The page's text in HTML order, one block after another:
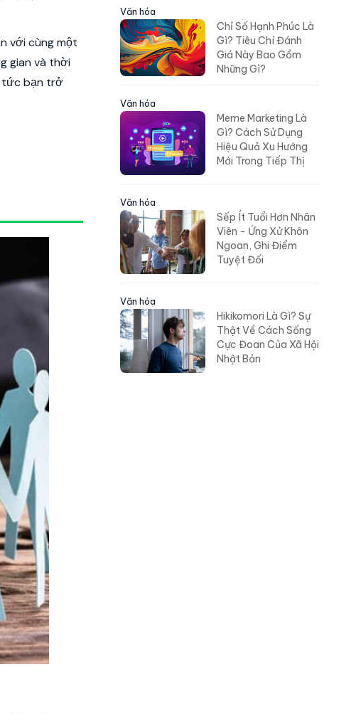
với cùng một
gian và thời
tức bạn trở
Văn hóa
Chỉ Số Hạnh Phúc Là
Gì? Tiêu Chí Đánh
Giá Này Bao Gồm
Văn hóa
Meme Marketing Là
Gì? Cách Sử Dụng
Hiệu Quả Xu Hướng
Văn hóa
Sếp Ít Tuổi Hơn Nhân
Viên - Ứng Xử Khôn
Ngoan, Ghi Điểm
Văn hóa
Hikikomori Là Gì? Sự
Thật Về Cách Sống
Cực Đoan Của Xã Hội